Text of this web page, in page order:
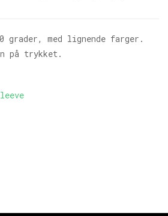
grader, med lignende farger.
på trykket.